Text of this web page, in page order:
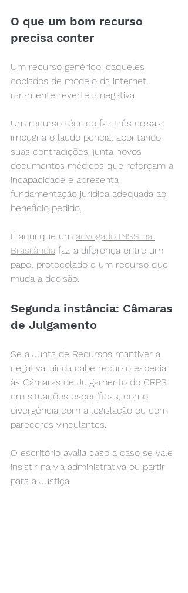
O que um bom recurso
precisa conter
Um recurso genérico, daqueles
copiados de modelo da internet,
raramente reverte a negativa.
Um recurso técnico faz três coisas:
impugna o laudo pericial apontando
suas contradições, junta novos
documentos médicos que reforçam a
incapacidade e apresenta
fundamentação jurídica adequada ao
benefício pedido.
É aqui que um advogado INSS na
Brasilândia faz a diferença entre um
papel protocolado e um recurso que
muda a decisão.
Segunda instância: Câmaras
de Julgamento
Se a Junta de Recursos mantiver a
negativa, ainda cabe recurso especial
às Câmaras de Julgamento do CRPS
em situações específicas, como
divergência com a legislação ou com
pareceres vinculantes.
O escritório avalia caso a caso se vale
insistir na via administrativa ou partir
para a Justiça.